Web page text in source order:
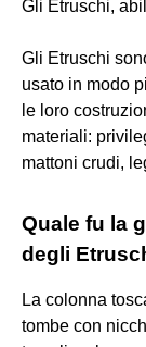
Gli Etruschi,
Gli Etruschi
usato in modo
le loro
materiali:
mattoni crudi,
Quale fu la
degli
La colonna
tombe con